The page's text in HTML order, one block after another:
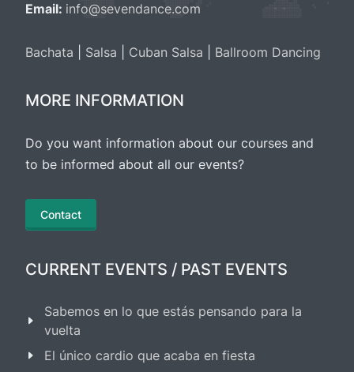
Email: info@sevendance.com
Bachata Salsa Cuban Salsa Ballroom Dancing
MORE INFORMATION
Do you want information about our courses and
to be informed about all our events?
Contact
CURRENT EVENTS / PAST EVENTS
Sabemos en lo que estás pensando para la
vuelta
El único cardio que acaba en fiesta